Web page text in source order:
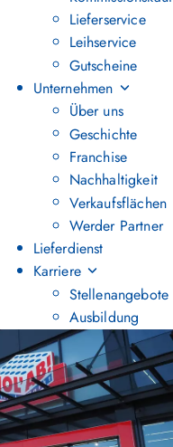
Lieferservice
Leihservice
Gutscheine
Unternehmen
Über uns
Geschichte
Franchise
Nachhaltigkeit
Verkaufsflächen
Werder Partner
Lieferdienst
Karriere
Stellenangebote
Ausbildung